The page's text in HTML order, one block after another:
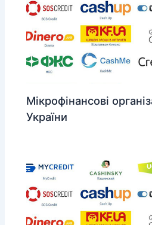
Мікрофінансові
України